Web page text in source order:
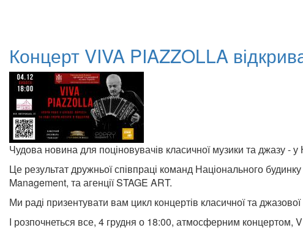
Концерт VIVA PIAZZOLLA
Чудова новина для поціновувачів класичної музики та джазу
Це результат дружньої співпраці команд Національного
Management, та агенції STAGE ART.
Ми раді призентувати вам цикл концертів класичної та джазової
І розпочнеться все, 4 грудня о 18:00, атмосферним концертом,